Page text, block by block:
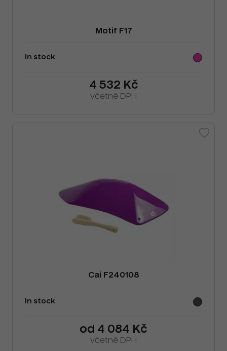
Motif F17
In stock
4 532 Kč
včetně DPH
Cai F240108
In stock
od 4 084 Kč
včetně DPH